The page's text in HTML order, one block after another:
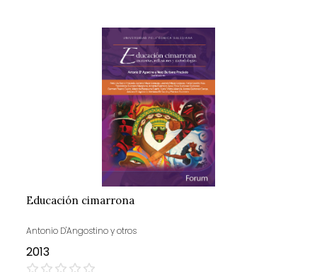
Educación cimarrona
Antonio D'Angostino y otros
2013